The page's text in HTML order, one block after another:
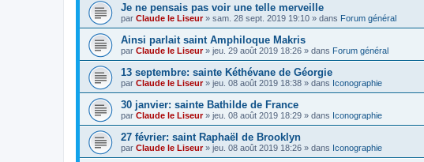
Je ne pensais pas voir une telle merveille
par Claude le Liseur» sam. 28 sept. 2019 19:10 » dans Forum général
Ainsi parlait saint Amphiloque Makris
par Claude le Liseur» jeu. 29 août 2019 18:26 » dans Forum général
13 septembre: sainte Kéthévane de Géorgie
par Claude le Liseur» jeu. 08 août 2019 18:38 » dans Iconographie
30 janvier: sainte Bathilde de France
par Claude le Liseur» jeu. 08 août 2019 18:29 » dans Iconographie
27 février: saint Raphaël de Brooklyn
par Claude le Liseur» jeu. 08 août 2019 18:26 » dans Iconographie